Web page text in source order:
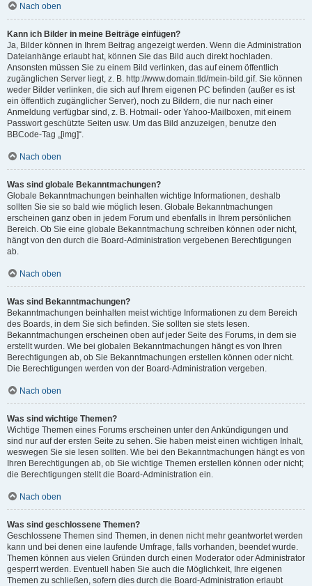
Nach oben
Kann ich Bilder in meine Beiträge einfügen?
Ja, Bilder können in Ihrem Beitrag angezeigt werden. Wenn die Administration
Dateianhänge erlaubt hat, können Sie das Bild auch direkt hochladen.
Ansonsten müssen Sie zu einem Bild verlinken, das auf einem öffentlich
zugänglichen Server liegt, z. B. http://www.domain.tld/mein-bild.gif. Sie können
weder Bilder verlinken, die sich auf Ihrem eigenen PC befinden (außer es ist
ein öffentlich zugänglicher Server), noch zu Bildern, die nur nach einer
Anmeldung verfügbar sind, z. B. Hotmail- oder Yahoo-Mailboxen, mit einem
Passwort geschützte Seiten usw. Um das Bild anzuzeigen, benutze den
BBCode-Tag „[img]“.
Nach oben
Was sind globale Bekanntmachungen?
Globale Bekanntmachungen beinhalten wichtige Informationen, deshalb
sollten Sie sie so bald wie möglich lesen. Globale Bekanntmachungen
erscheinen ganz oben in jedem Forum und ebenfalls in Ihrem persönlichen
Bereich. Ob Sie eine globale Bekanntmachung schreiben können oder nicht,
hängt von den durch die Board-Administration vergebenen Berechtigungen
ab.
Nach oben
Was sind Bekanntmachungen?
Bekanntmachungen beinhalten meist wichtige Informationen zu dem Bereich
des Boards, in dem Sie sich befinden. Sie sollten sie stets lesen.
Bekanntmachungen erscheinen oben auf jeder Seite des Forums, in dem sie
erstellt wurden. Wie bei globalen Bekanntmachungen hängt es von Ihren
Berechtigungen ab, ob Sie Bekanntmachungen erstellen können oder nicht.
Die Berechtigungen werden von der Board-Administration vergeben.
Nach oben
Was sind wichtige Themen?
Wichtige Themen eines Forums erscheinen unter den Ankündigungen und
sind nur auf der ersten Seite zu sehen. Sie haben meist einen wichtigen Inhalt,
weswegen Sie sie lesen sollten. Wie bei den Bekanntmachungen hängt es von
Ihren Berechtigungen ab, ob Sie wichtige Themen erstellen können oder nicht;
die Berechtigungen stellt die Board-Administration ein.
Nach oben
Was sind geschlossene Themen?
Geschlossene Themen sind Themen, in denen nicht mehr geantwortet werden
kann und bei denen eine laufende Umfrage, falls vorhanden, beendet wurde.
Themen können aus vielen Gründen durch einen Moderator oder Administrator
gesperrt werden. Eventuell haben Sie auch die Möglichkeit, Ihre eigenen
Themen zu schließen, sofern dies durch die Board-Administration erlaubt